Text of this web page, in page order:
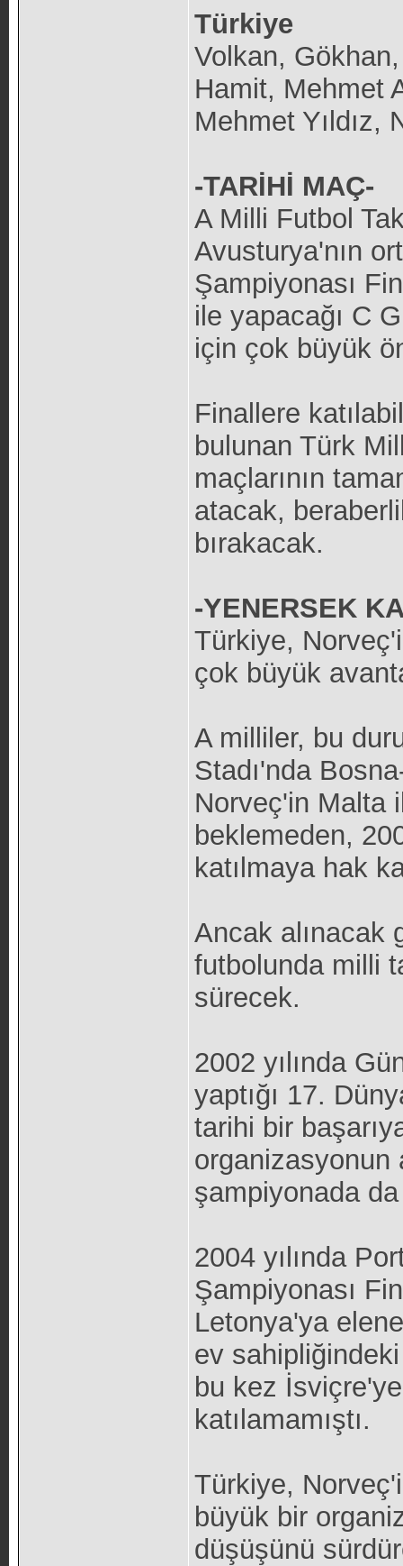
Türkiye
Volkan,
Hamit, Mehmet
Mehmet Yıldız,
-TARİHİ MAÇ-
A Milli Futbol
Avusturya'nın
Şampiyonası
ile yapacağı C
için çok büyük
Finallere
bulunan Türk
maçlarının
atacak,
bırakacak.
-YENERSEK
Türkiye,
çok büyük
A milliler, bu
Stadı'nda
Norveç'in Malta
beklemeden,
katılmaya hak
Ancak alınacak
futbolunda milli
sürecek.
2002 yılında
yaptığı 17.
tarihi bir
organizasyonun
şampiyonada
2004 yılında
Şampiyonası
Letonya'ya
ev
bu kez
katılamamıştı.
Türkiye,
büyük bir
düşüşünü